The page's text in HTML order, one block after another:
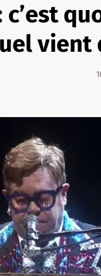
: c’est
vient